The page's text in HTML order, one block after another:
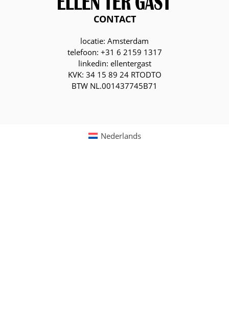
CONTACT
locatie: Amsterdam
telefoon: +31 6 2159 1317
linkedin: ellentergast
KVK: 34 15 89 24 RTODTO
BTW NL.001437745B71
Nederlands